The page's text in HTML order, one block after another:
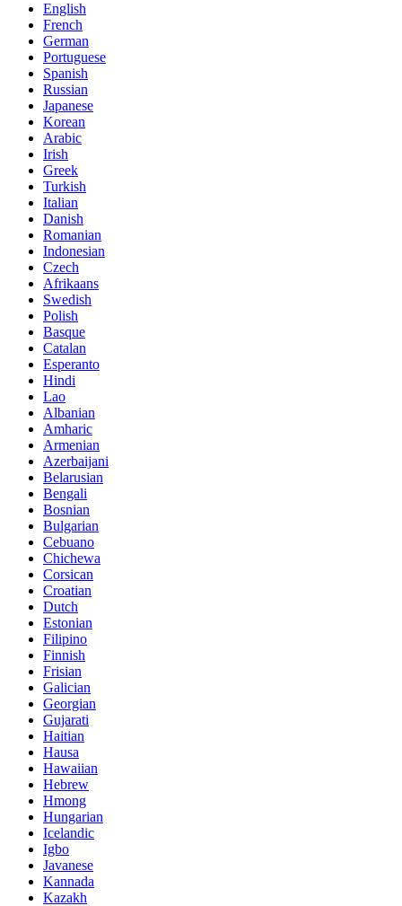
English
French
German
Portuguese
Spanish
Russian
Japanese
Korean
Arabic
Irish
Greek
Turkish
Italian
Danish
Romanian
Indonesian
Czech
Afrikaans
Swedish
Polish
Basque
Catalan
Esperanto
Hindi
Lao
Albanian
Amharic
Armenian
Azerbaijani
Belarusian
Bengali
Bosnian
Bulgarian
Cebuano
Chichewa
Corsican
Croatian
Dutch
Estonian
Filipino
Finnish
Frisian
Galician
Georgian
Gujarati
Haitian
Hausa
Hawaiian
Hebrew
Hmong
Hungarian
Icelandic
Igbo
Javanese
Kannada
Kazakh